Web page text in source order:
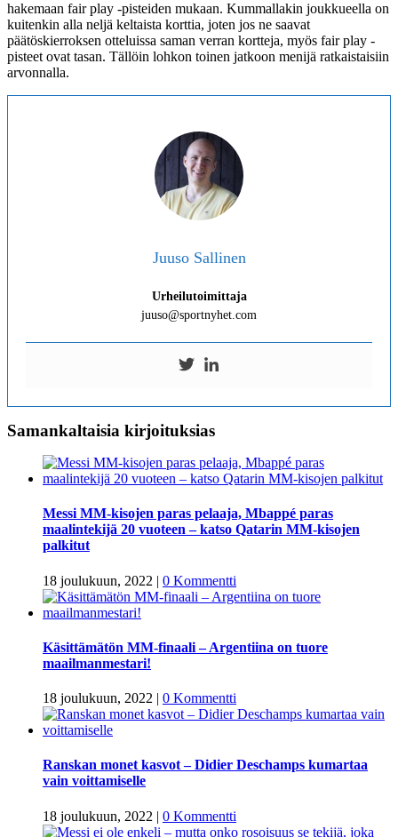
hakemaan fair play -pisteiden mukaan. Kummallakin joukkueella on
kuitenkin alla neljä keltaista korttia, joten jos ne saavat
päätöskierroksen otteluissa saman verran kortteja, myös fair play -
pisteet ovat tasan. Tällöin lohkon toinen jatkoon menijä ratkaistaisiin
arvonnalla.
Juuso Sallinen
Urheilutoimittaja
juuso@sportnyhet.com
Samankaltaisia kirjoituksias
Messi MM-kisojen paras pelaaja, Mbappé paras
maalintekijä 20 vuoteen – katso Qatarin MM-kisojen
palkitut
18 joulukuun, 2022 | 0 Kommentti
Käsittämätön MM-finaali – Argentiina on tuore
maailmanmestari!
18 joulukuun, 2022 | 0 Kommentti
Ranskan monet kasvot – Didier Deschamps kumartaa
vain voittamiselle
18 joulukuun, 2022 | 0 Kommentti